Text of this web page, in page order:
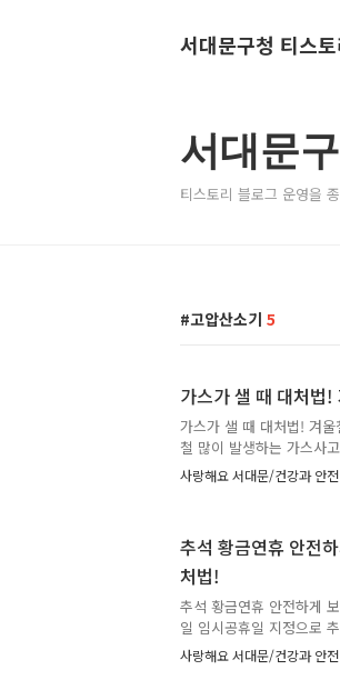
서대문구청 티스
서대문
티스토리 블로그 운영을
고압산소기 5
가스가 샐 때 대처법
가스가 샐 때 대처법! 겨
철 많이 발생하는 가스사
기 가스사고' 예방법 자세
창문을 열어 환기를 시킵
레인지 부근에 식용유, 고
가스레인지 콕크와 중간
통이 막혀 있는지 틈틈히
사랑해요 서대문/건강과 안전
추석 황금연휴 안전
처법!
추석 황금연휴 안전하게
일 임시공휴일 지정으로
만큼이나 신경써야 할 일
'자동차 무상점검' 소식을
사랑해요 서대문/건강과 안전